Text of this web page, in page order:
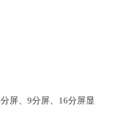
屏、9分屏、16分屏显